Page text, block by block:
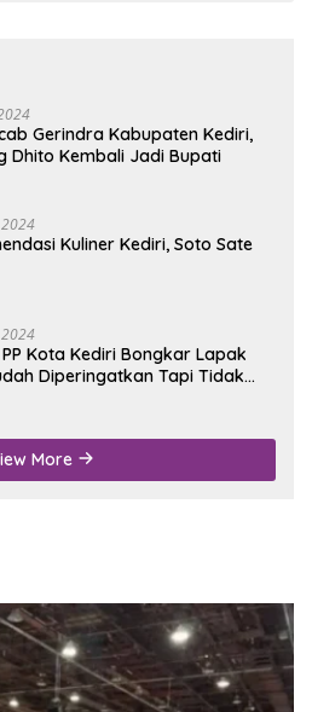
Gerindra Kabupaten Kediri,
Dhito Kembali Jadi Bupati
Kuliner Kediri, Soto Sate
Kota Kediri Bongkar Lapak
Diperingatkan Tapi Tidak
More